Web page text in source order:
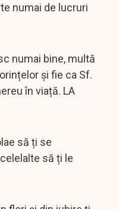
numai de lucruri
numai bine, multă
și fie ca Sf.
în viață. LA
să ți se
să ți le